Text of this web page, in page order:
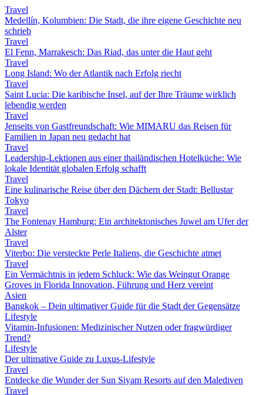
Travel
Medellín, Kolumbien: Die Stadt, die ihre eigene Geschichte neu
schrieb
Travel
El Fenn, Marrakesch: Das Riad, das unter die Haut geht
Travel
Long Island: Wo der Atlantik nach Erfolg riecht
Travel
Saint Lucia: Die karibische Insel, auf der Ihre Träume wirklich
lebendig werden
Travel
Jenseits von Gastfreundschaft: Wie MIMARU das Reisen für
Familien in Japan neu gedacht hat
Travel
Leadership-Lektionen aus einer thailändischen Hotelküche: Wie
lokale Identität globalen Erfolg schafft
Travel
Eine kulinarische Reise über den Dächern der Stadt: Bellustar
Tokyo
Travel
The Fontenay Hamburg: Ein architektonisches Juwel am Ufer der
Alster
Travel
Viterbo: Die versteckte Perle Italiens, die Geschichte atmet
Travel
Ein Vermächtnis in jedem Schluck: Wie das Weingut Orange
Groves in Florida Innovation, Führung und Herz vereint
Asien
Bangkok – Dein ultimativer Guide für die Stadt der Gegensätze
Lifestyle
Vitamin-Infusionen: Medizinischer Nutzen oder fragwürdiger
Trend?
Lifestyle
Der ultimative Guide zu Luxus-Lifestyle
Travel
Entdecke die Wunder der Sun Siyam Resorts auf den Malediven
Travel